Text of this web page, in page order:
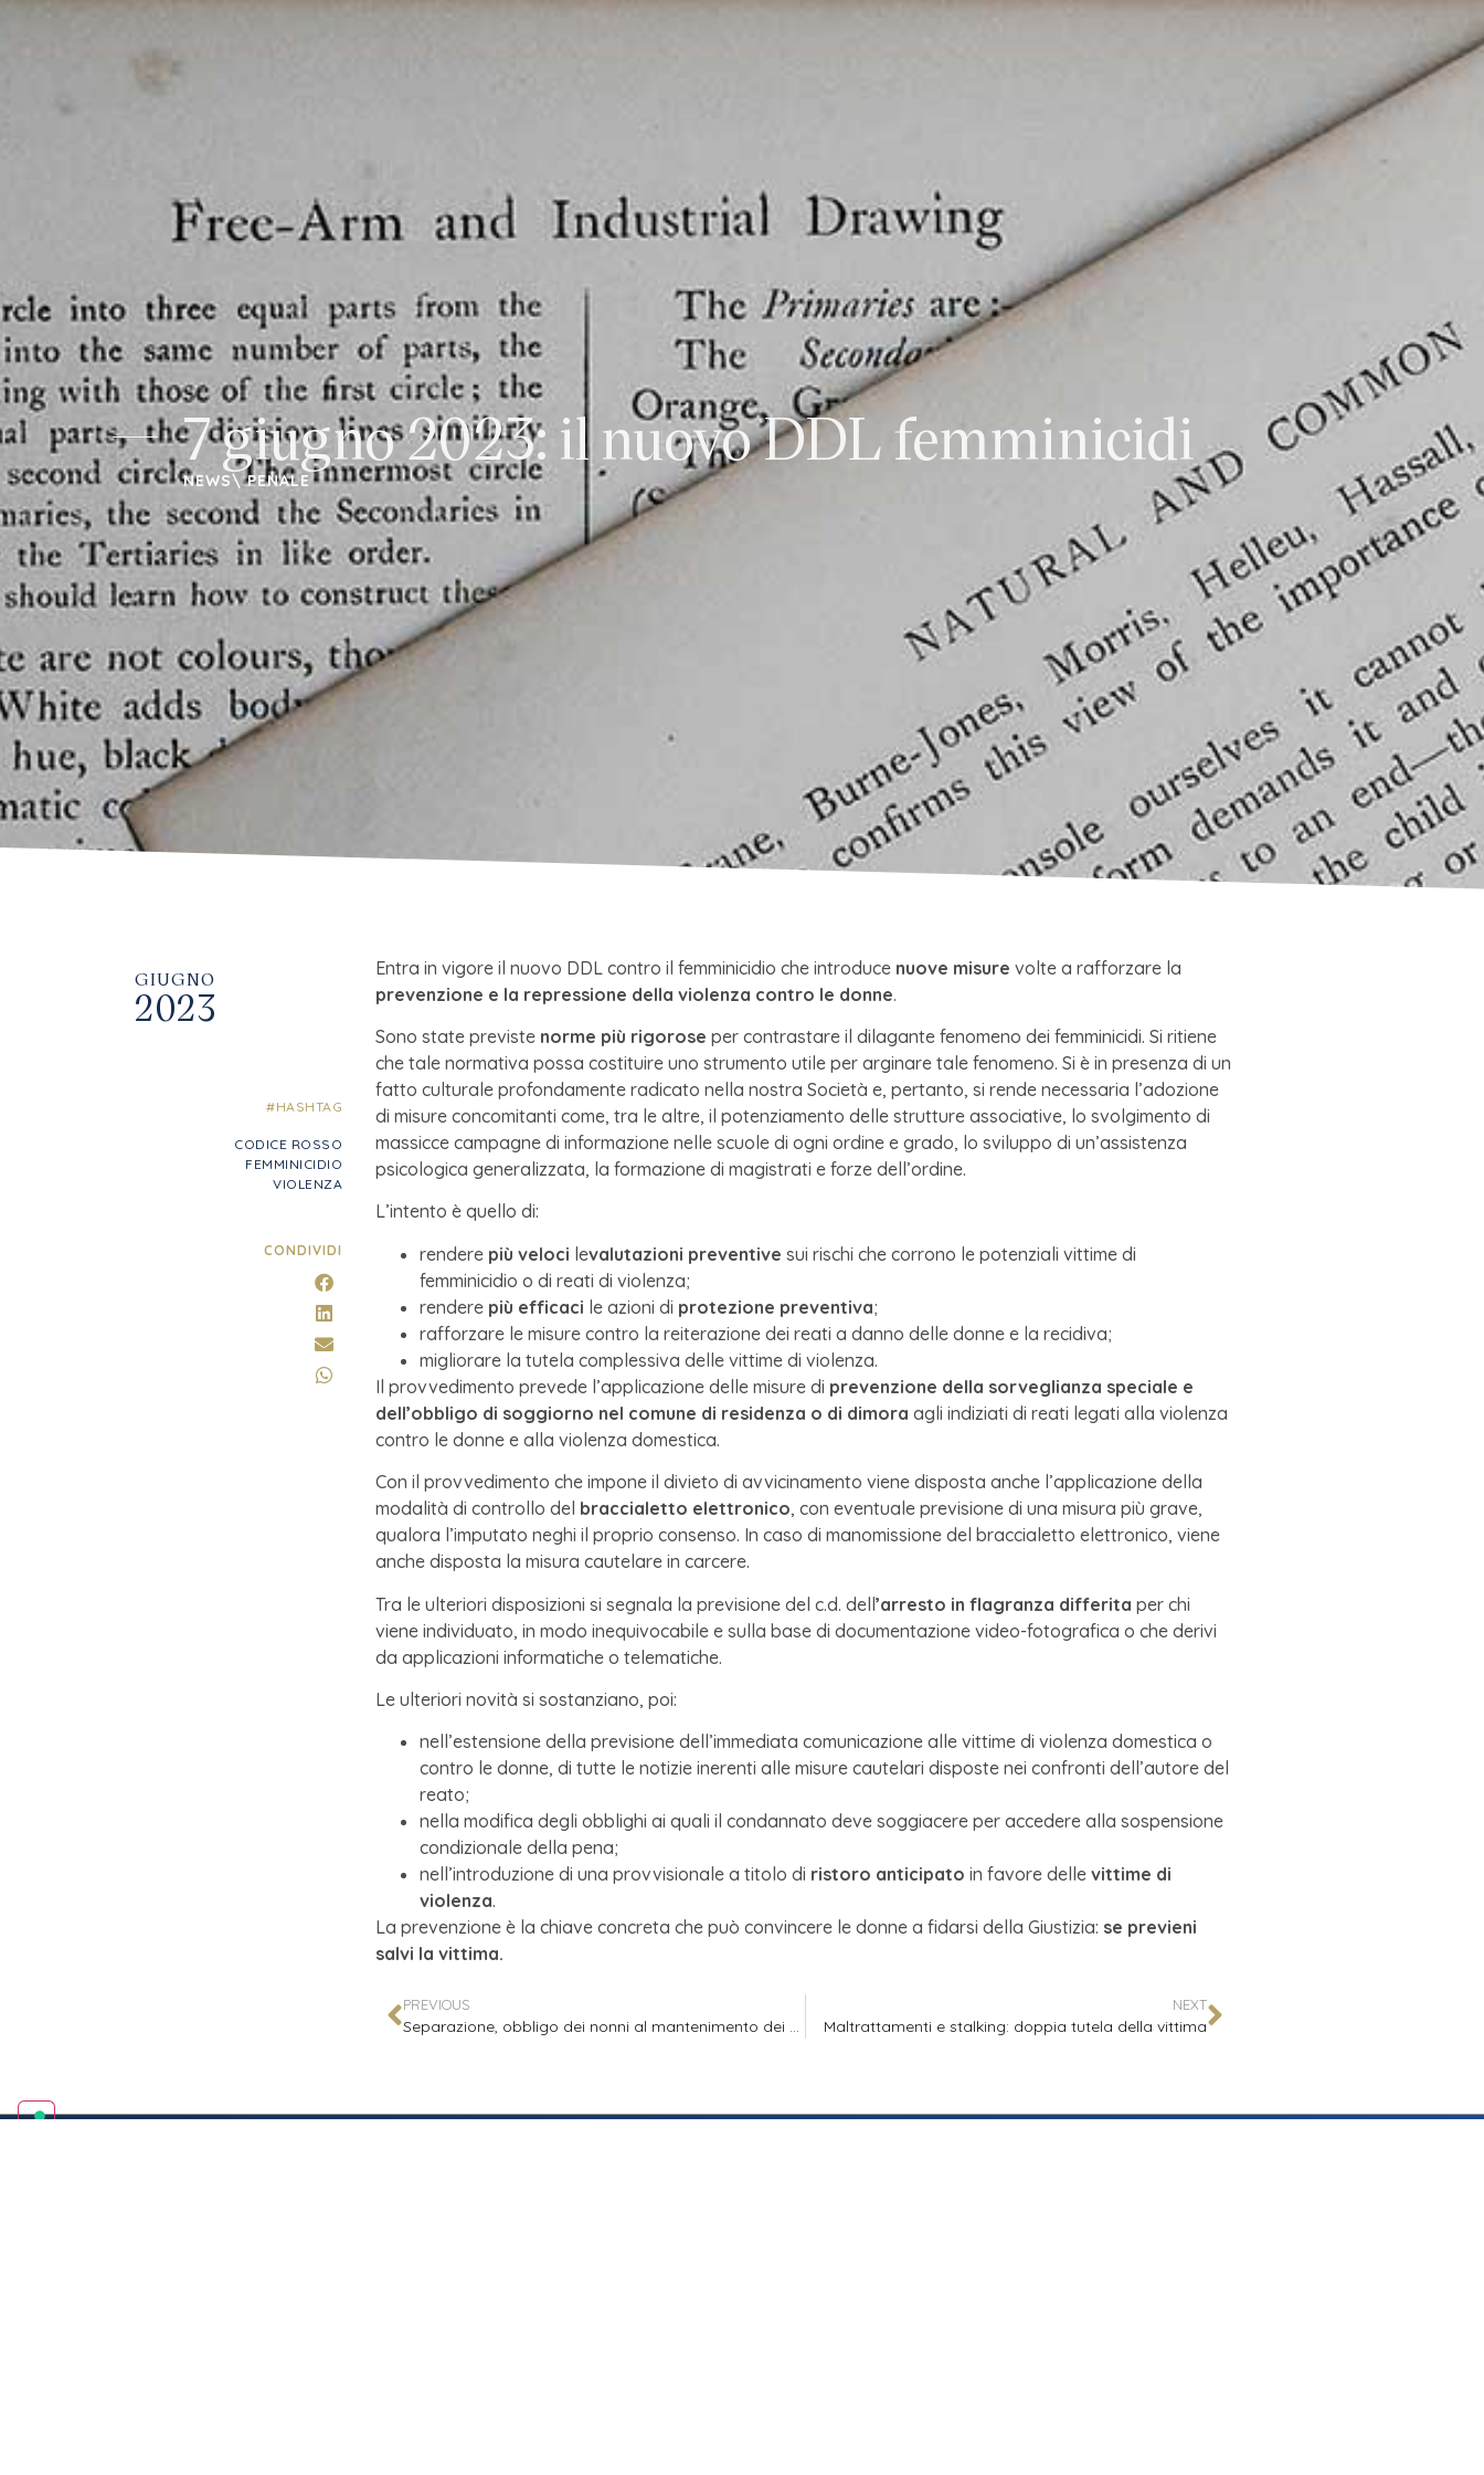
7 giugno 2023: il nuovo DDL femminicidi
NEWS\PENALE
GIUGNO
2023
#HASHTAG
CODICE ROSSO
FEMMINICIDIO
VIOLENZA
CONDIVIDI
Entra in vigore il nuovo DDL contro il femminicidio che introduce nuove misure volte a rafforzare la
prevenzione e la repressione della violenza contro le donne.
Sono state previste norme più rigorose per contrastare il dilagante fenomeno dei femminicidi. Si ritiene
che tale normativa possa costituire uno strumento utile per arginare tale fenomeno. Si è in presenza di un
fatto culturale profondamente radicato nella nostra Società e, pertanto, si rende necessaria l’adozione
di misure concomitanti come, tra le altre, il potenziamento delle strutture associative, lo svolgimento di
massicce campagne di informazione nelle scuole di ogni ordine e grado, lo sviluppo di un’assistenza
psicologica generalizzata, la formazione di magistrati e forze dell’ordine.
L’intento è quello di:
rendere più veloci levalutazioni preventive sui rischi che corrono le potenziali vittime di
femminicidio o di reati di violenza;
rendere più efficaci le azioni di protezione preventiva;
rafforzare le misure contro la reiterazione dei reati a danno delle donne e la recidiva;
migliorare la tutela complessiva delle vittime di violenza.
Il provvedimento prevede l’applicazione delle misure di prevenzione della sorveglianza speciale e
dell’obbligo di soggiorno nel comune di residenza o di dimora agli indiziati di reati legati alla violenza
contro le donne e alla violenza domestica.
Con il provvedimento che impone il divieto di avvicinamento viene disposta anche l’applicazione della
modalità di controllo del braccialetto elettronico, con eventuale previsione di una misura più grave,
qualora l’imputato neghi il proprio consenso. In caso di manomissione del braccialetto elettronico, viene
anche disposta la misura cautelare in carcere.
Tra le ulteriori disposizioni si segnala la previsione del c.d. dell’arresto in flagranza differita per chi
viene individuato, in modo inequivocabile e sulla base di documentazione video-fotografica o che derivi
da applicazioni informatiche o telematiche.
Le ulteriori novità si sostanziano, poi:
nell’estensione della previsione dell’immediata comunicazione alle vittime di violenza domestica o
contro le donne, di tutte le notizie inerenti alle misure cautelari disposte nei confronti dell’autore del
reato;
nella modifica degli obblighi ai quali il condannato deve soggiacere per accedere alla sospensione
condizionale della pena;
nell’introduzione di una provvisionale a titolo di ristoro anticipato in favore delle vittime di
violenza.
La prevenzione è la chiave concreta che può convincere le donne a fidarsi della Giustizia: se previeni
salvi la vittima.
PREVIOUS
Separazione, obbligo dei nonni al mantenimento dei nipoti
NEXT
Maltrattamenti e stalking: doppia tutela della vittima